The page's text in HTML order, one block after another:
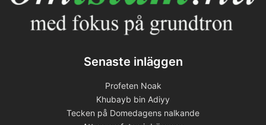
Senaste inläggen
Profeten Noak
Khubayb bin Adiyy
Tecken på Domedagens nalkande